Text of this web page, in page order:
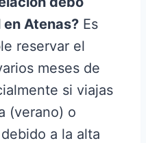
Atenas? Es
reservar el
meses de
si viajas
(verano) o
a la alta